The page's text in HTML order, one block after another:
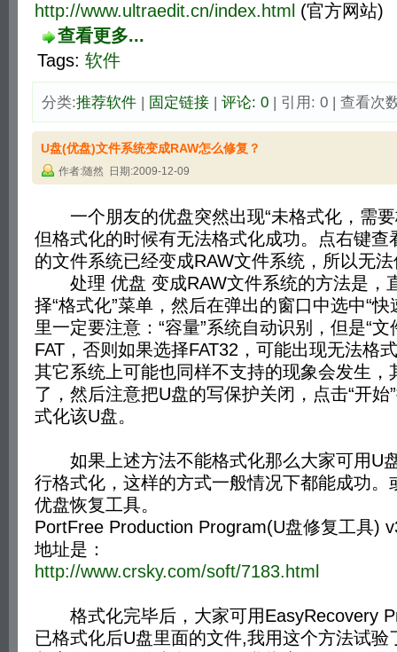
http://www.ultraedit.cn/index.html (官方网站)
查看更多...
Tags: 软件
分类:推荐软件| 固定链接| 评论: 0| 引用: 0 | 查看次
U盘(优盘)文件系统变成RAW怎么修复？
作者:随然 日期:2009-12-09
一个朋友的优盘突然出现“未格式化，需要
但格式化的时候有无法格式化成功。点右键查
的文件系统已经变成RAW文件系统，所以无
处理 优盘 变成RAW文件系统的方法是，
择“格式化”菜单，然后在弹出的窗口中选中“快
里一定要注意：“容量”系统自动识别，但是“
FAT，否则如果选择FAT32，可能出现无法格
其它系统上可能也同样不支持的现象会发生，
了，然后注意把U盘的写保护关闭，点击“开始
式化该U盘。
如果上述方法不能格式化那么大家可用U
行格式化，这样的方式一般情况下都能成功。
优盘恢复工具。
PortFree Production Program(U盘修复工具)
地址是：
http://www.crsky.com/soft/7183.html
格式化完毕后，大家可用EasyRecovery
已格式化后U盘里面的文件,我用这个方法试验